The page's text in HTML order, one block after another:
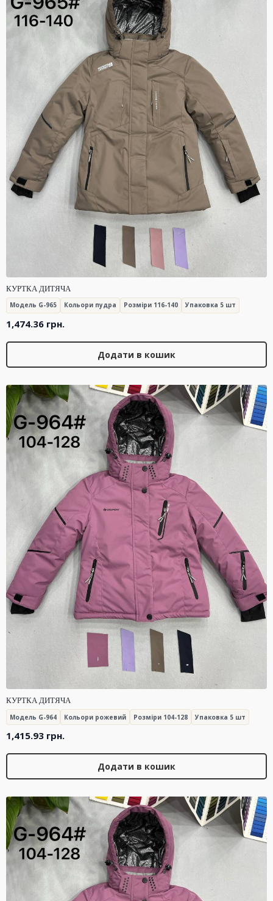
КУРТКА ДИТЯЧА
Модель G-965 Кольори пудра Розміри 116-140 Упаковка 5 шт
1,474.36 грн.
Додати в кошик
КУРТКА ДИТЯЧА
Модель G-964 Кольори рожевий Розміри 104-128 Упаковка 5 шт
1,415.93 грн.
Додати в кошик